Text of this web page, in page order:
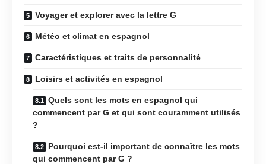
Voyager et explorer avec la lettre G
Météo et climat en espagnol
Caractéristiques et traits de personnalité
Loisirs et activités en espagnol
Quels sont les mots en espagnol qui
commencent par G et qui sont couramment utilisés
?
Pourquoi est-il important de connaître les mots
qui commencent par G ?